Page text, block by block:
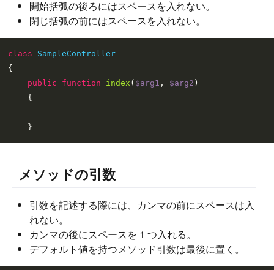
開始括弧の後ろにはスペースを入れない。
閉じ括弧の前にはスペースを入れない。
class
SampleController
{
public
function index ( $arg1 , $arg2 )
{
メソッドの引数
引数を記述する際には、カンマの前にスペースは入
れない。
カンマの後にスペースを 1 つ入れる。
デフォルト値を持つメソッド引数は最後に置く。